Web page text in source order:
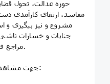
حوزه عدالت، تحول
مفاسد، ارتقای کارآمدی
مشروع و نیز پیگیری و
جنایات و خسارات
مراجع قضایی داخلی و بین‌المللی است.
جهت مشاهده کامل متن وارد لینک زیر شوید: